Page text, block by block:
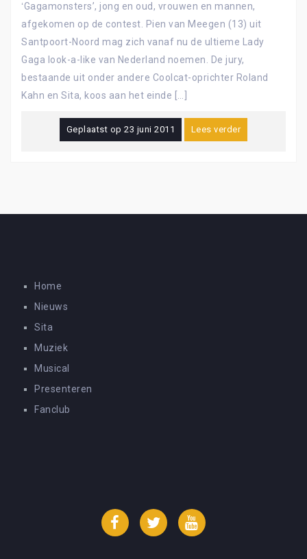
ʻGagamonstersʼ, jong en oud, vrouwen en mannen,
afgekomen op de contest. Pien van Meegen (13) uit
Santpoort-Noord mag zich vanaf nu de ultieme Lady
Gaga look-a-like van Nederland noemen. De jury,
bestaande uit onder andere Coolcat-oprichter Roland
Kahn en Sita, koos aan het einde […]
Geplaatst op23 juni 2011 Lees verder
Home
Nieuws
Sita
Muziek
Musical
Presenteren
Fanclub
FacebookTwitter YouTube